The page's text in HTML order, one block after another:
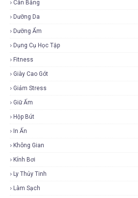
Cân Bằng
Dưỡng Da
Dưỡng Ẩm
Dụng Cụ Học Tập
Fitness
Giày Cao Gót
Giảm Stress
Giữ Ấm
Hộp Bút
In Ấn
Không Gian
Kính Bơi
Ly Thủy Tinh
Làm Sạch